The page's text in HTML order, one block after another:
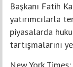
Başkanı Fatih
yatırımcılarla
piyasalarda
tartışmalarını